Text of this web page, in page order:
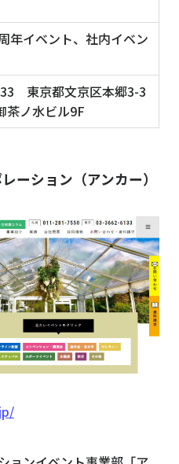
年イベント、社内イベン
東京都文京区本郷3-3
茶ノ水ビル9F
ーション（アンカー）